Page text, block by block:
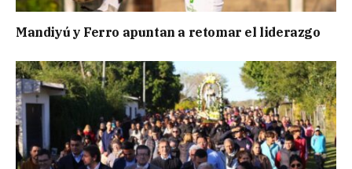
Mandiyú y Ferro apuntan a retomar el liderazgo